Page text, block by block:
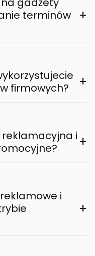
terminów
+
firmowych?
+
i +
i
+